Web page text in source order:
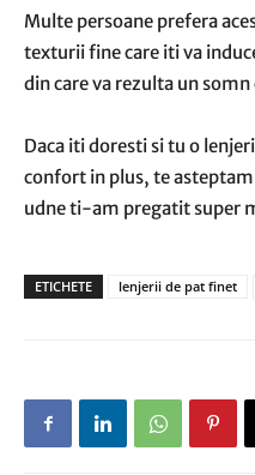
Multe persoane prefera
texturii fine care iti va
din care va rezulta un
Daca iti doresti si tu o
confort in plus, te
udne ti-am pregatit super
ETICHETE lenjerii de pat finet